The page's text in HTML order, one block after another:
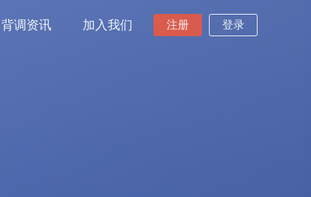
背调资讯 加入我们 注册 登录